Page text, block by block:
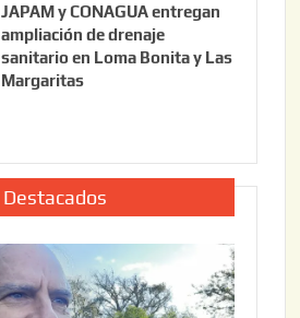
2
0
JAPAM y CONAGUA entregan
ampliación de drenaje
sanitario en Loma Bonita y Las
Margaritas
Destacados